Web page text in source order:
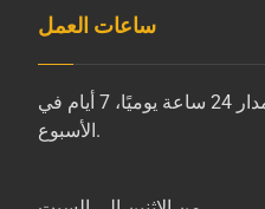
ساعات العمل
دعمنا متاح لمساعدتكم على مدار 24 ساعة يوميًا، 7 أيام في
الأسبوع.